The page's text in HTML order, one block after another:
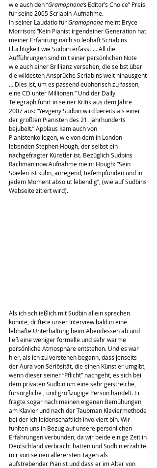
wie auch den “Gramophone’s Editor’s Choice” Preis
für seine 2005 Scriabin-Aufnahme.
In seiner Laudatio für Gramophone meint Bryce
Morrison: “Kein Pianist irgendeiner Generation hat
meiner Erfahrung nach so lebhaft Scriabins
Flüchtigkeit wie Sudbin erfasst … All die
Aufführungen sind mit einer persönlichen Note
wie auch einer Brillianz versehen, die selbst über
die wildesten Ansprüche Scriabins weit hinausgeht
… Dies ist, um es passend euphorisch zu fassen,
eine CD unter Millionen.” Und der Daily
Telegraph führt in seiner Kritik aus dem Jahre
2007 aus: “Yevgeny Sudbin wird bereits als einer
der größten Pianisten des 21. Jahrhunderts
bejubelt.” Applaus kam auch von
Pianistenkollegen, wie von dem in London
lebenden Stephen Hough, der selbst ein
nachgefragter Künstler ist. Bezüglich Sudbins
Rachmaninow Aufnahme meint Hough: “Sein
Spielen ist kühn, anregend, tiefempfunden und in
jedem Moment absolut lebendig”, (wie auf Sudbins
Webseite zitiert wird).
Als ich schließlich mit Sudbin allein sprechen
konnte, driftete unser Interview bald in eine
lebhafte Unterhaltung beim Abendessen ab und
ließ eine weniger formelle und sehr warme
persönliche Atmosphäre entstehen. Und es war
hier, als ich zu verstehen begann, dass jenseits
der Aura von Seriösität, die einen Künstler umgibt,
wenn dieser seiner “Pflicht” nachgeht, es sich bei
dem privaten Sudbin um eine sehr geistreiche,
fürsorgliche , und großzügige Person handelt. Er
fragte sogar nach meinen eigenen Bemühungen
am Klavier und nach der Taubman Klaviermethode
bei der ich leidenschaftlich involviert bin. Wir
fühlten uns in Bezug auf unsere persönlichen
Erfahrungen verbunden, da wir beide einige Zeit in
Deutschland verbracht hatten und Sudbin erzählte
mir von seinen allerersten Tagen als
aufstrebender Pianist und dass er im Alter von